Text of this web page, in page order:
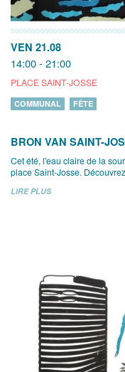
VEN 21.08
14:00 - 21:00
PLACE SAINT-JOSSE
COMMUNAL FÊTE
BRON VAN SAINT-
Cet été, l'eau claire de la
place Saint-Josse.
LIRE PLUS